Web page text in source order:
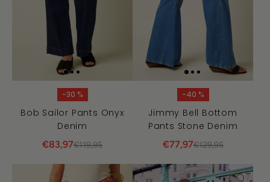
-30 %
Bob Sailor Pants Onyx
Denim
€83,97€119,95
-40 %
Jimmy Bell Bottom
Pants Stone Denim
€77,97€129,95